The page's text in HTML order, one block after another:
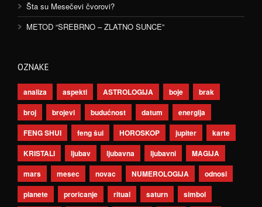
Šta su Mesečevi čvorovi?
METOD “SREBRNO – ZLATNO SUNCE”
OZNAKE
analiza aspekti ASTROLOGIJA boje
brak
broj
brojevi budućnost datum
energija
FENG SHUI
feng šui HOROSKOP jupiter
karte
KRISTALI
ljubav ljubavna ljubavni
MAGIJA
mars
mesec novac NUMEROLOGIJA
odnosi
planete
proricanje ritual saturn simbol